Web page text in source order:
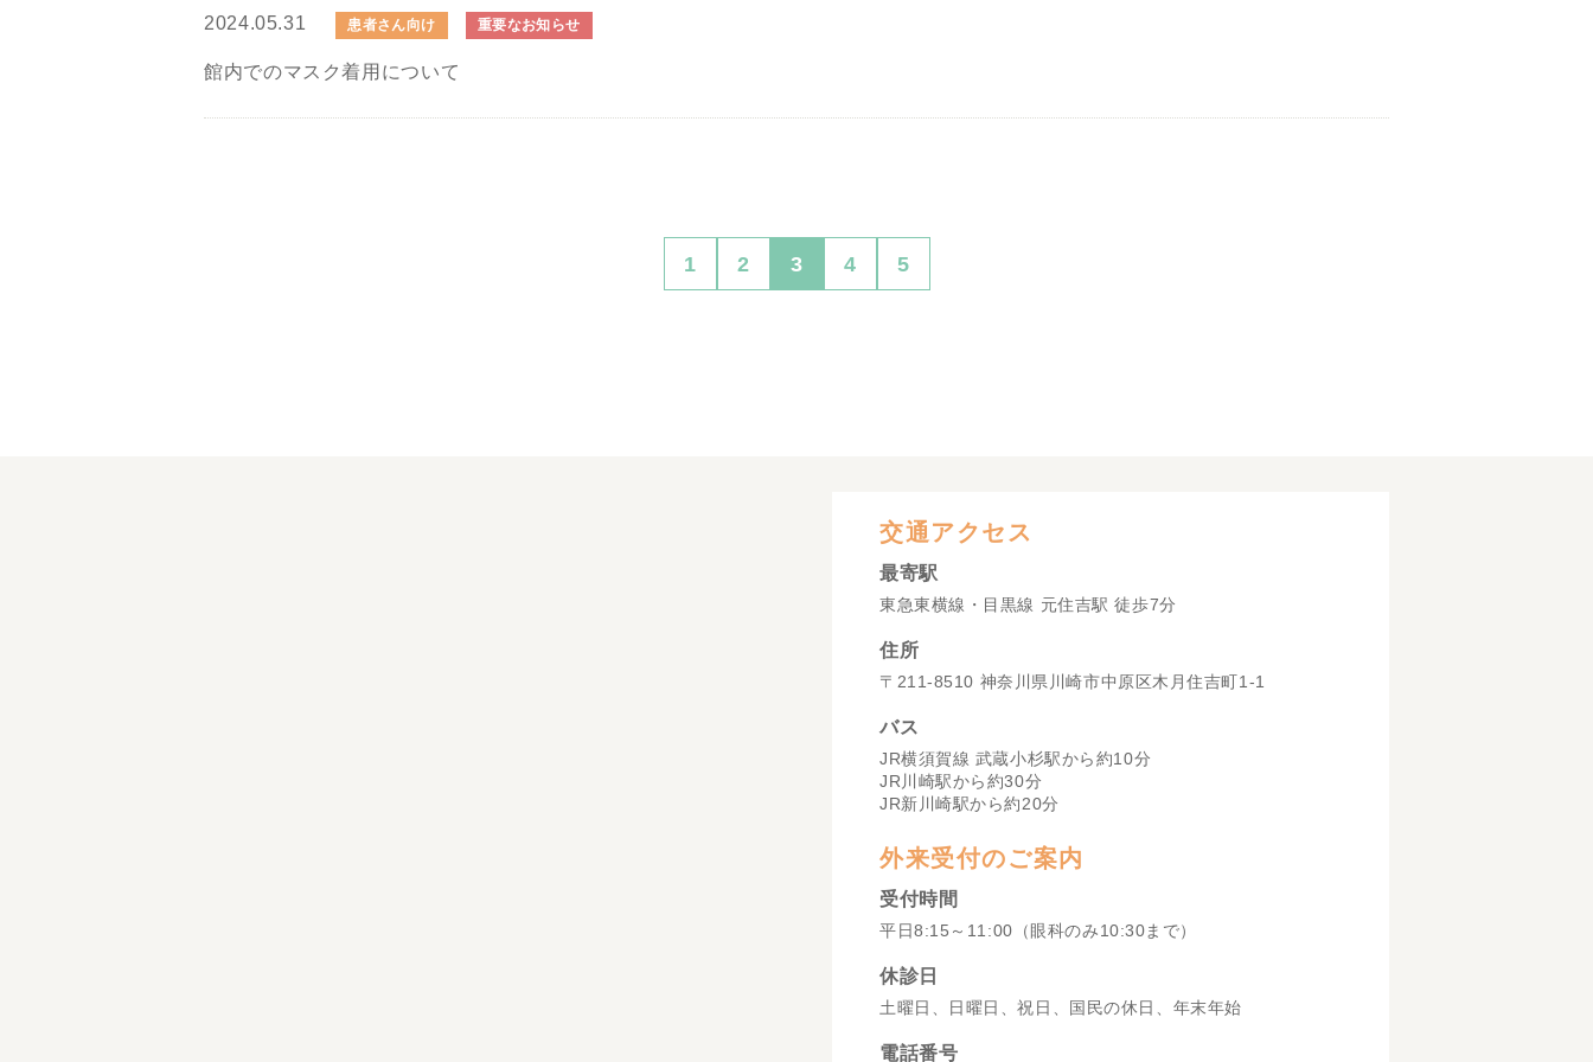
2024.05.31 患者さん向け 重要なお知らせ
館内でのマスク着用について
1 2 3 4 5
交通アクセス
最寄駅
東急東横線・目黒線 元住吉駅 徒歩7分
住所
〒211-8510 神奈川県川崎市中原区木月住吉町1-1
バス
JR横須賀線 武蔵小杉駅から約10分
JR川崎駅から約30分
JR新川崎駅から約20分
外来受付のご案内
受付時間
平日8:15～11:00（眼科のみ10:30まで）
休診日
土曜日、日曜日、祝日、国民の休日、年末年始
電話番号